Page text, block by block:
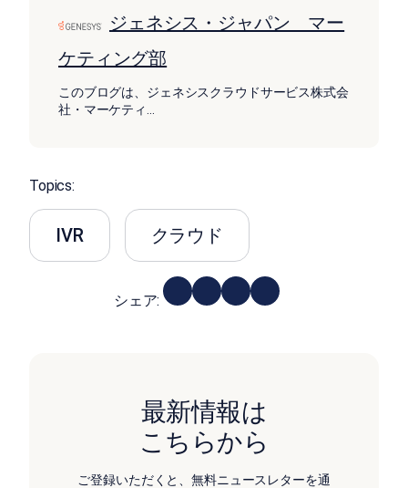
ジェネシス・ジャパン マー
ケティング部
このブログは、ジェネシスクラウドサービス株式会
社・マーケティ...
Topics:
IVR クラウド
シェア:
最新情報は
こちらから
ご登録いただくと、無料ニュースレターを通